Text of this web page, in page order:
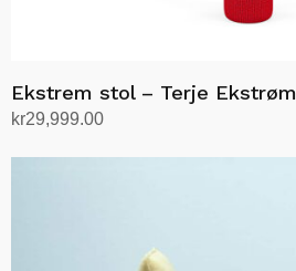
Ekstrem stol – Terje Ekstrøm
kr29,999.00
Dette